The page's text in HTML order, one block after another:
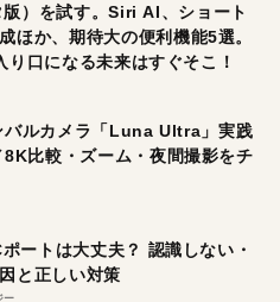
）を試す。Siri AI、ショート
ほか、期待大の便利機能5選。
口になる未来はすぐそこ！
ルカメラ「Luna Ultra」実践
比較・ズーム・夜間撮影をチ
ートは大丈夫？ 認識しない・
と正しい対策
ー